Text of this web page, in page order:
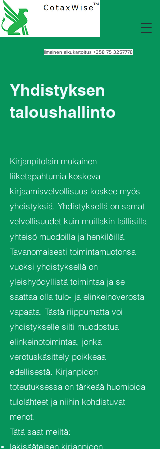
Ilmainen alkukartoitus +358 75 3257778
Yhdistyksen
taloushallinto
Kirjanpitolain mukainen
liiketapahtumia koskeva
kirjaamisvelvollisuus koskee myös
yhdistyksiä. Yhdistyksellä on samat
velvollisuudet kuin muillakin laillisilla
yhteisö muodoilla ja henkilöillä.
Tavanomaisesti toimintamuotonsa
vuoksi yhdistyksellä on
yleishyödyllistä toimintaa ja se
saattaa olla tulo- ja elinkeinoverosta
vapaata. Tästä riippumatta voi
yhdistykselle silti muodostua
elinkeinotoimintaa, jonka
verotuskäsittely poikkeaa
edellisestä. Kirjanpidon
toteutuksessa on tärkeää huomioida
tulolähteet ja niihin kohdistuvat
menot.
Tätä saat meiltä:
lakisääteisen kirjanpidon